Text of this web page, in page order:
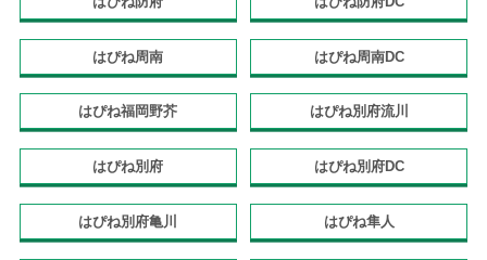
はぴね周南 はぴね周南DC
はぴね福岡野芥 はぴね別府流川
はぴね別府 はぴね別府DC
はぴね別府亀川 はぴね隼人